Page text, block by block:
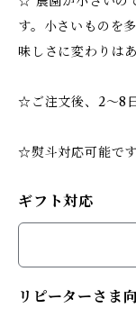
す。小さいものを
味しさに変わりは
☆ご注文後、2〜8
☆熨斗対応可能です
ギフト対応
リピーターさま